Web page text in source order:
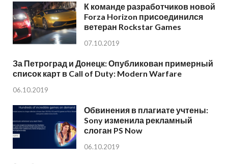
К команде разработчиков новой
Forza Horizon присоединился
ветеран Rockstar Games
07.10.2019
За Петроград и Донецк: Опубликован примерный
список карт в Call of Duty: Modern Warfare
06.10.2019
Обвинения в плагиате учтены:
Sony изменила рекламный
слоган PS Now
06.10.2019